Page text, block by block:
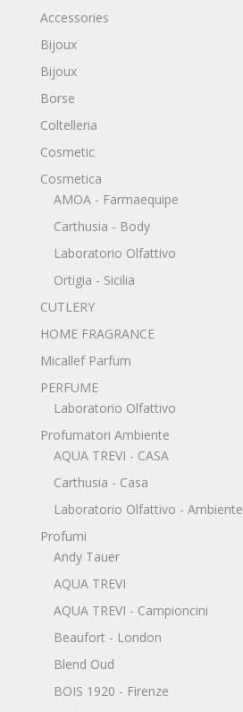
Accessories
Bijoux
Bijoux
Borse
Coltelleria
Cosmetic
Cosmetica
AMOA - Farmaequipe
Carthusia - Body
Laboratorio Olfattivo
Ortigia - Sicilia
CUTLERY
HOME FRAGRANCE
Micallef Parfum
PERFUME
Laboratorio Olfattivo
Profumatori Ambiente
AQUA TREVI - CASA
Carthusia - Casa
Laboratorio Olfattivo - Ambiente
Profumi
Andy Tauer
AQUA TREVI
AQUA TREVI - Campioncini
Beaufort - London
Blend Oud
BOIS 1920 - Firenze